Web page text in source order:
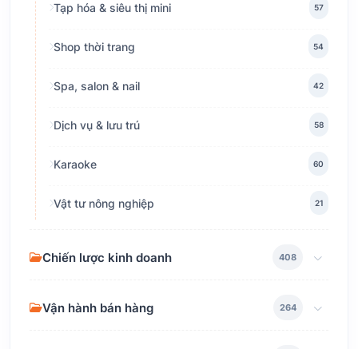
Tạp hóa & siêu thị mini 57
Shop thời trang 54
Spa, salon & nail 42
Dịch vụ & lưu trú 58
Karaoke 60
Vật tư nông nghiệp 21
Chiến lược kinh doanh 408
Vận hành bán hàng 264